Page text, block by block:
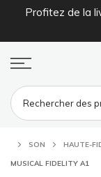
AllerProfitez de la
SON HAUTE-
MUSICAL FIDELITY A1